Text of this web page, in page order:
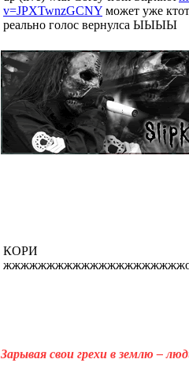
v=JPXTwnzGCNY может уже
реально голос вернулса ЫЫЫЫ
КОРИ
Зарывая свои грехи в землю –